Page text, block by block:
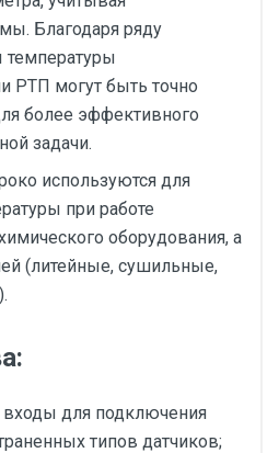
Благодаря ряду
температуры
РТП могут быть точно
более эффективного
задачи.
используются для
при работе
оборудования, а
(литейные, сушильные,
для подключения
типов датчиков;